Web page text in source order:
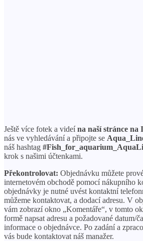
Ještě více fotek a videína naší stránce na
nás ve vyhledávání a připojte se
náš hashtag
krok s našimi účtenkami.
Překontrolovat: Objednávku můžete
internetovém obchodě pomocí nákupního
objednávky je nutné uvést kontaktní
můžeme kontaktovat, a dodací adresu. V
vám zobrazí okno „Komentáře“, v tomto
formě napsat adresu a požadované datum/
informace o objednávce. Po zadání a
vás bude kontaktovat náš manažer.